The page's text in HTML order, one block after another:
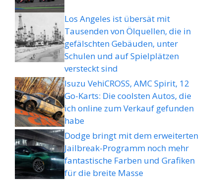
Los Angeles ist übersät mit
Tausenden von Ölquellen, die in
gefälschten Gebäuden, unter
Schulen und auf Spielplätzen
versteckt sind
Isuzu VehiCROSS, AMC Spirit, 12
Go-Karts: Die coolsten Autos, die
ich online zum Verkauf gefunden
habe
Dodge bringt mit dem erweiterten
Jailbreak-Programm noch mehr
fantastische Farben und Grafiken
für die breite Masse